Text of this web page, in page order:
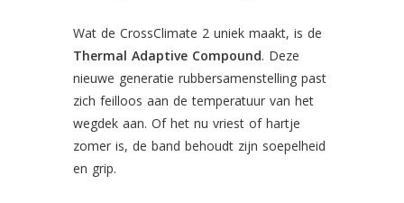
Wat de CrossClimate 2 uniek maakt, is de
Thermal Adaptive Compound. Deze
nieuwe generatie rubbersamenstelling past
zich feilloos aan de temperatuur van het
wegdek aan. Of het nu vriest of hartje
zomer is, de band behoudt zijn soepelheid
en grip.